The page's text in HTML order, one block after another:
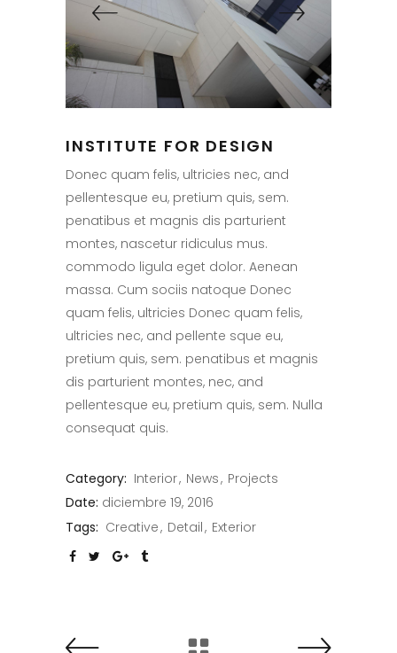
INSTITUTE FOR DESIGN
Donec quam felis, ultricies nec, and
pellentesque eu, pretium quis, sem.
penatibus et magnis dis parturient
montes, nascetur ridiculus mus.
commodo ligula eget dolor. Aenean
massa. Cum sociis natoque Donec
quam felis, ultricies Donec quam felis,
ultricies nec, and pellente sque eu,
pretium quis, sem. penatibus et magnis
dis parturient montes, nec, and
pellentesque eu, pretium quis, sem. Nulla
consequat quis.
Category: Interior News Projects
Date: diciembre 19, 2016
Tags: Creative Detail Exterior